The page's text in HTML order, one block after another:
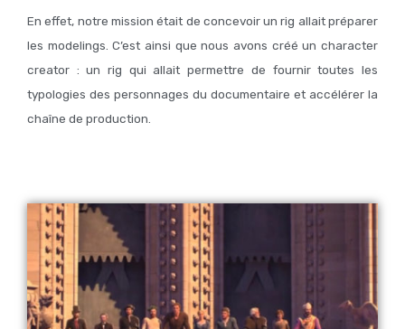
En effet, notre mission était de concevoir un rig allait préparer
les modelings. C’est ainsi que nous avons créé un character
creator : un rig qui allait permettre de fournir toutes les
typologies des personnages du documentaire et accélérer la
chaîne de production.